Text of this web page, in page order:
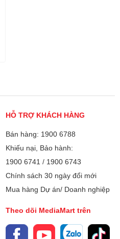
HỖ TRỢ KHÁCH HÀNG
Bán hàng: 1900 6788
Khiếu nại, Bảo hành:
1900 6741 / 1900 6743
Chính sách 30 ngày đổi mới
Mua hàng Dự án/ Doanh nghiệp
Theo dõi MediaMart trên